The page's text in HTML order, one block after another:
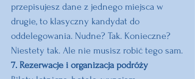
przepisujesz dane z jednego miejsca w
drugie, to klasyczny kandydat do
oddelegowania. Nudne? Tak. Konieczne?
Niestety tak. Ale nie musisz robić tego sam.
7. Rezerwacje i organizacja podróży